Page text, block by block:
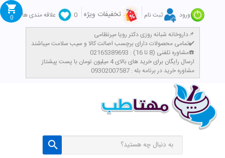
ورود ثبت نام تخفیفات ویژه 0
علاقه مندی ها
داروخانه شبانه روزی دکتر رویا میرنظامی📌
تمامی محصولات دارای برچسب اصالت کالا و سیب سلامت میباشند✔️
مشاوره تلفنی (8 تا 16) : 02165389693☎️
​ارسال رایگان برای خرید های بالای 4 میلیون تومان با پست پیشتاز
مشاوره خرید در برنامه بله : 09302007587
0